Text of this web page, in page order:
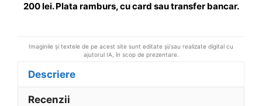
200 lei. Plata ramburs, cu card sau transfer bancar.
Imaginile și textele de pe acest site sunt editate și/sau realizate digital cu
ajutorul IA, în scop de prezentare.
Descriere
Recenzii